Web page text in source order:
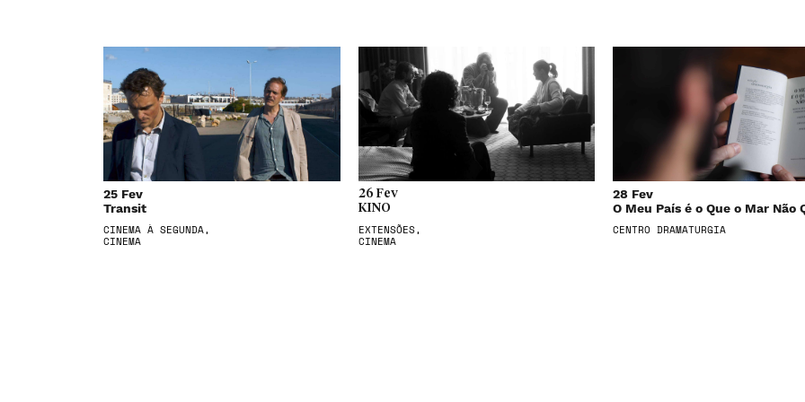
25 Fev
Transit
CINEMA À SEGUNDA,
CINEMA
26 Fev
KINO
EXTENSÕES,
CINEMA
28 Fev
O Meu País é o Que o Mar Não
CENTRO DRAMATURGIA